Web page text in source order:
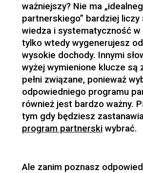
ważniejszy? Nie ma
partnerskiego” bardziej liczy
wiedza i systematyczność w
tylko wtedy wygenerujesz
wysokie dochody. Innymi
wyżej wymienione klucze są
pełni związane, ponieważ
odpowiedniego programu
również jest bardzo ważny.
tym gdy będziesz
program partnerskiwybrać.
Ale zanim poznasz